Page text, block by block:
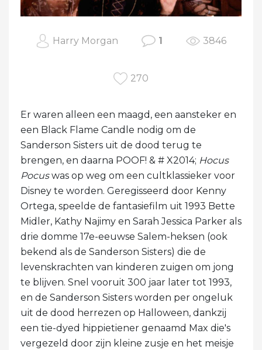
Harry Morgan 1 3846
270
Er waren alleen een maagd, een aansteker en
een Black Flame Candle nodig om de
Sanderson Sisters uit de dood terug te
brengen, en daarna POOF! & # X2014; Hocus
Pocuswas op weg om een ​​cultklassieker voor
Disney te worden. Geregisseerd door Kenny
Ortega, speelde de fantasiefilm uit 1993 Bette
Midler, Kathy Najimy en Sarah Jessica Parker als
drie domme 17e-eeuwse Salem-heksen (ook
bekend als de Sanderson Sisters) die de
levenskrachten van kinderen zuigen om jong
te blijven. Snel vooruit 300 jaar later tot 1993,
en de Sanderson Sisters worden per ongeluk
uit de dood herrezen op Halloween, dankzij
een tie-dyed hippietiener genaamd Max die's
vergezeld door zijn kleine zusje en het meisje